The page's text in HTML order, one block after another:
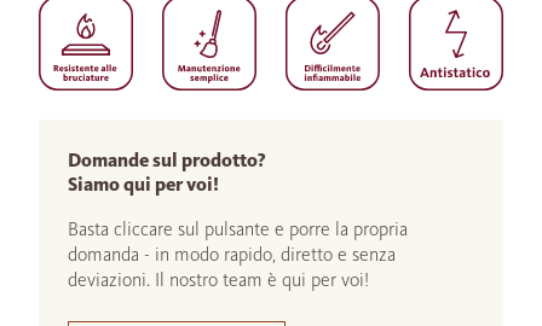
Domande sul prodotto?
Siamo qui per voi!
Basta cliccare sul pulsante e porre la propria
domanda - in modo rapido, diretto e senza
deviazioni. Il nostro team è qui per voi!